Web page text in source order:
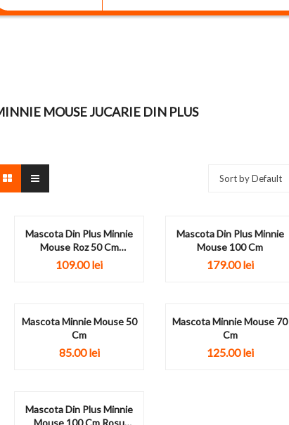
MOUSE JUCARIE DIN PLUS
Sort by Default
Mascota Din Plus Minnie
Mouse Roz 50 Cm
Personalizata
109.00lei
Mascota Din Plus Minnie
Mouse 100 Cm
179.00lei
Mascota Minnie Mouse 50
Cm
85.00lei
Mascota Minnie Mouse 70
Cm
125.00lei
Mascota Din Plus Minnie